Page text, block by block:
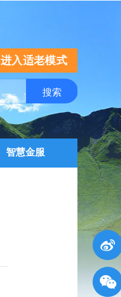
进入适老模式
智慧金服